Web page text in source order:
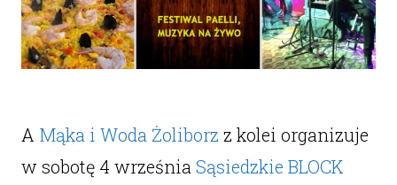
A Mąka i Woda Żoliborz z kolei organizuje
w sobotę 4 wrześniaSąsiedzkie BLOCK